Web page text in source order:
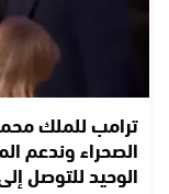
ترامب للملك
الصحراء وندعم
الوحيد للتوصل